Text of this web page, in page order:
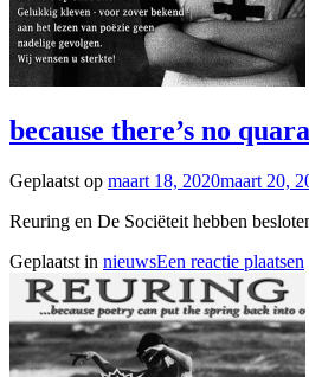
because there’s no
Geplaatst op maart 18, 2020maart 20,
Reuring en De Sociëteit hebben
Geplaatst in nieuwsEen reactie plaatsen